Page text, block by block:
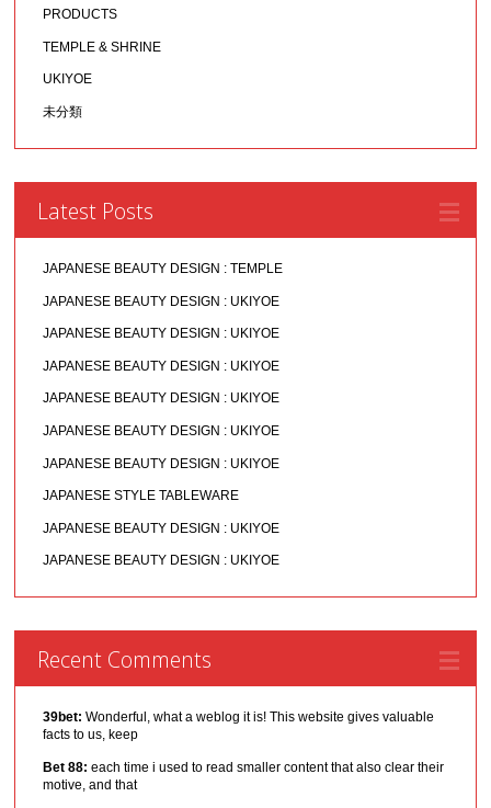
PRODUCTS
TEMPLE & SHRINE
UKIYOE
未分類
Latest Posts
JAPANESE BEAUTY DESIGN : TEMPLE
JAPANESE BEAUTY DESIGN : UKIYOE
JAPANESE BEAUTY DESIGN : UKIYOE
JAPANESE BEAUTY DESIGN : UKIYOE
JAPANESE BEAUTY DESIGN : UKIYOE
JAPANESE BEAUTY DESIGN : UKIYOE
JAPANESE BEAUTY DESIGN : UKIYOE
JAPANESE STYLE TABLEWARE
JAPANESE BEAUTY DESIGN : UKIYOE
JAPANESE BEAUTY DESIGN : UKIYOE
Recent Comments
39bet: Wonderful, what a weblog it is! This website gives valuable
facts to us, keep
Bet 88: each time i used to read smaller content that also clear their
motive, and that